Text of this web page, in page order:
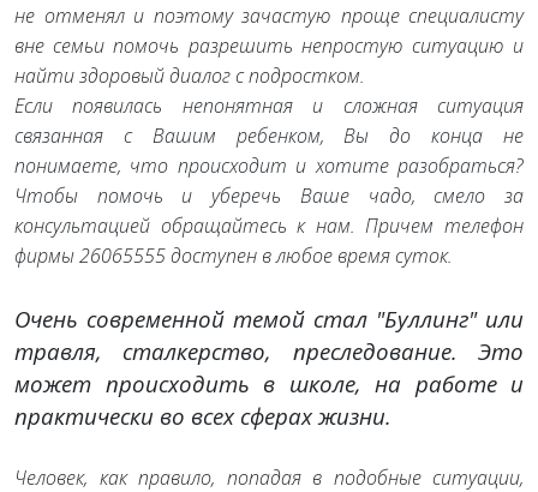
не отменял и поэтому зачастую проще специалисту
вне семьи помочь разрешить непростую ситуацию и
найти здоровый диалог с подростком.
Если появилась непонятная и сложная ситуация
связанная с Вашим ребенком, Вы до конца не
понимаете, что происходит и хотите разобраться?
Чтобы помочь и уберечь Ваше чадо, смело за
консультацией обращайтесь к нам. Причем телефон
фирмы 26065555 доступен в любое время суток.
Очень современной темой стал "Буллинг" или
травля, сталкерство, преследование. Это
может происходить в школе, на работе и
практически во всех сферах жизни.
Человек, как правило, попадая в подобные ситуации,